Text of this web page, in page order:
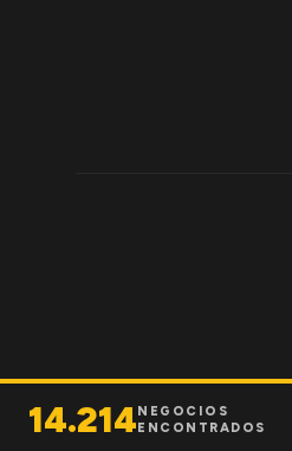
14.214NEGOCIOS
ENCONTRADOS